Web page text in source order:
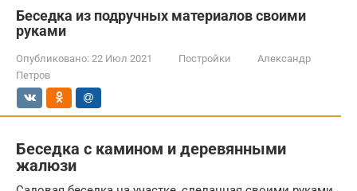
Беседка из подручных материалов своими
руками
Опубликовано: 22 Июл 2021 Постройки
Александр
Петров
Беседка с камином и деревянными
жалюзи